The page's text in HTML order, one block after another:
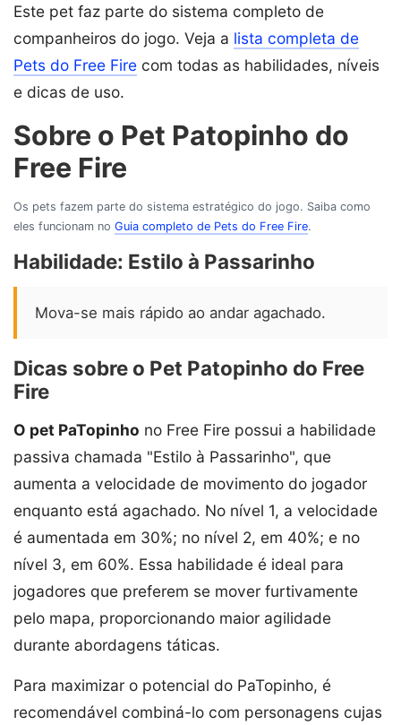
Este pet faz parte do sistema completo de
companheiros do jogo. Veja a lista completa de
Pets do Free Fire com todas as habilidades, níveis
e dicas de uso.
Sobre o Pet Patopinho do
Free Fire
Os pets fazem parte do sistema estratégico do jogo. Saiba como
eles funcionam no Guia completo de Pets do Free Fire.
Habilidade: Estilo à Passarinho
Mova-se mais rápido ao andar agachado.
Dicas sobre o Pet Patopinho do Free
Fire
O pet PaTopinho no Free Fire possui a habilidade
passiva chamada "Estilo à Passarinho", que
aumenta a velocidade de movimento do jogador
enquanto está agachado. No nível 1, a velocidade
é aumentada em 30%; no nível 2, em 40%; e no
nível 3, em 60%. Essa habilidade é ideal para
jogadores que preferem se mover furtivamente
pelo mapa, proporcionando maior agilidade
durante abordagens táticas.
Para maximizar o potencial do PaTopinho, é
recomendável combiná-lo com personagens cujas